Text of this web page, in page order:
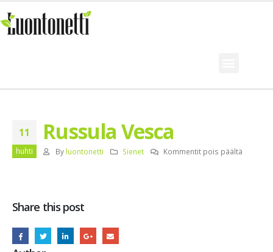
11
huhti
Russula Vesca
By luontonetti Sienet Kommentit pois päältä
Share this post